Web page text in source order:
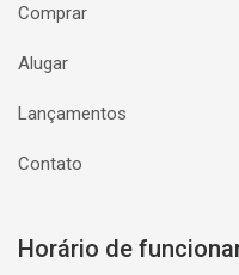
Comprar
Alugar
Lançamentos
Contato
Horário de